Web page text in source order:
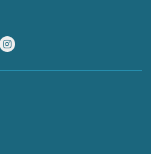
Instagram